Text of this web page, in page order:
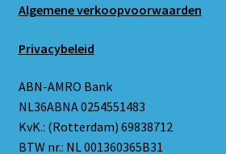
Algemene verkoopvoorwaarden
Privacybeleid
ABN-AMRO Bank
NL36ABNA 0254551483
KvK.: (Rotterdam) 69838712
BTW nr.: NL 001360365B31